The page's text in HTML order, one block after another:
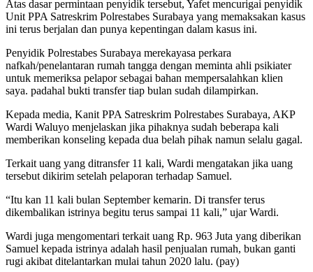
Atas dasar permintaan penyidik tersebut, Yafet mencurigai penyidik
Unit PPA Satreskrim Polrestabes Surabaya yang memaksakan kasus
ini terus berjalan dan punya kepentingan dalam kasus ini.
Penyidik Polrestabes Surabaya merekayasa perkara
nafkah/penelantaran rumah tangga dengan meminta ahli psikiater
untuk memeriksa pelapor sebagai bahan mempersalahkan klien
saya. padahal bukti transfer tiap bulan sudah dilampirkan.
Kepada media, Kanit PPA Satreskrim Polrestabes Surabaya, AKP
Wardi Waluyo menjelaskan jika pihaknya sudah beberapa kali
memberikan konseling kepada dua belah pihak namun selalu gagal.
Terkait uang yang ditransfer 11 kali, Wardi mengatakan jika uang
tersebut dikirim setelah pelaporan terhadap Samuel.
“Itu kan 11 kali bulan September kemarin. Di transfer terus
dikembalikan istrinya begitu terus sampai 11 kali,” ujar Wardi.
Wardi juga mengomentari terkait uang Rp. 963 Juta yang diberikan
Samuel kepada istrinya adalah hasil penjualan rumah, bukan ganti
rugi akibat ditelantarkan mulai tahun 2020 lalu. (pay)